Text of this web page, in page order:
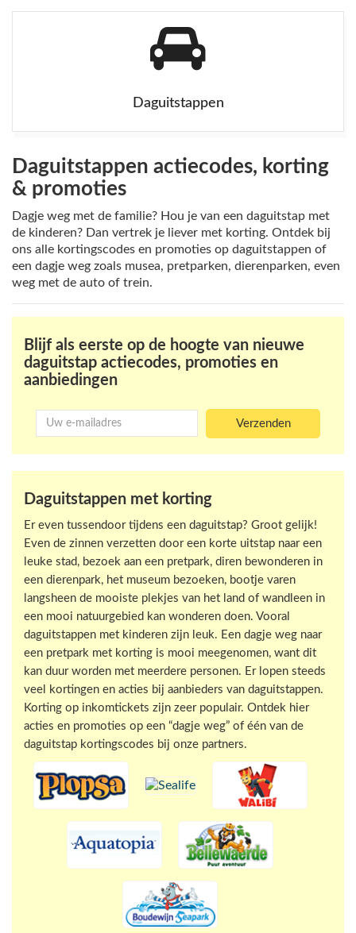
Daguitstappen
Daguitstappen actiecodes, korting
& promoties
Dagje weg met de familie? Hou je van een daguitstap met
de kinderen? Dan vertrek je liever met korting. Ontdek bij
ons alle kortingscodes en promoties op daguitstappen of
een dagje weg zoals musea, pretparken, dierenparken, even
weg met de auto of trein.
Blijf als eerste op de hoogte van nieuwe
daguitstap actiecodes, promoties en
aanbiedingen
Daguitstappen met korting
Er even tussendoor tijdens een daguitstap? Groot gelijk!
Even de zinnen verzetten door een korte uitstap naar een
leuke stad, bezoek aan een pretpark, diren bewonderen in
een dierenpark, het museum bezoeken, bootje varen
langsheen de mooiste plekjes van het land of wandleen in
een mooi natuurgebied kan wonderen doen. Vooral
daguitstappen met kinderen zijn leuk. Een dagje weg naar
een pretpark met korting is mooi meegenomen, want dit
kan duur worden met meerdere personen. Er lopen steeds
veel kortingen en acties bij aanbieders van daguitstappen.
Korting op inkomtickets zijn zeer populair. Ontdek hier
acties en promoties op een “dagje weg” of één van de
daguitstap kortingscodes bij onze partners.